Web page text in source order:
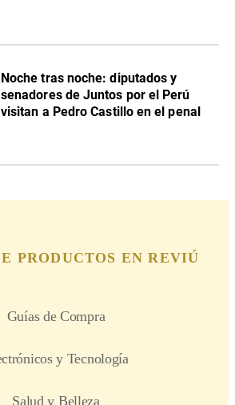
Noche tras noche: diputados y
senadores de Juntos por el Perú
visitan a Pedro Castillo en el penal